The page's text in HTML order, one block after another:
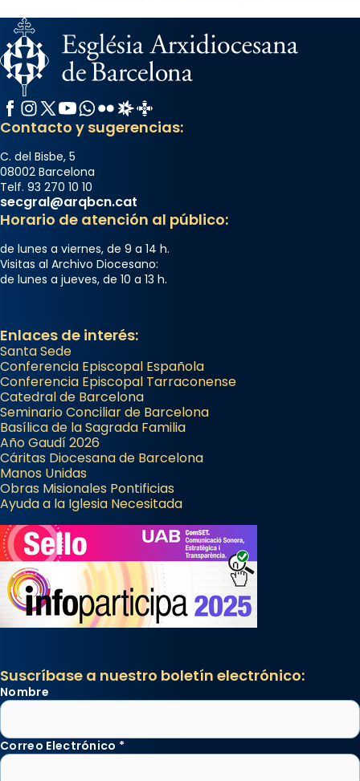
Facebook
Instagram
X / Twitter
YouTube
WhatsApp
FlickrRadio Estel
Catalunya Cristiana
Contacto y sugerencias:
C. del Bisbe, 5
08002 Barcelona
Telf. 93 270 10 10
secgral@arqbcn.cat
Horario de atención al público:
de lunes a viernes, de 9 a 14 h.
Visitas al Archivo Diocesano:
de lunes a jueves, de 10 a 13 h.
Enlaces de interés:
Santa Sede
Conferencia Episcopal Española
Conferencia Episcopal Tarraconense
Catedral de Barcelona
Seminario Conciliar de Barcelona
Basílica de la Sagrada Familia
Año Gaudí 2026
Cáritas Diocesana de Barcelona
Manos Unidas
Obras Misionales Pontificias
Ayuda a la Iglesia Necesitada
Suscríbase a nuestro boletín electrónico:
Nombre
Correo Electrónico *